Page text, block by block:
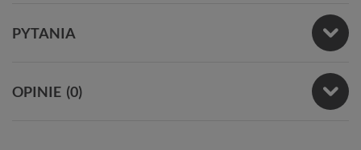
PYTANIA
OPINIE (0)